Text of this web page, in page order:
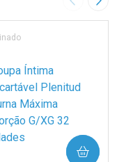
Imagem
COMPRAR